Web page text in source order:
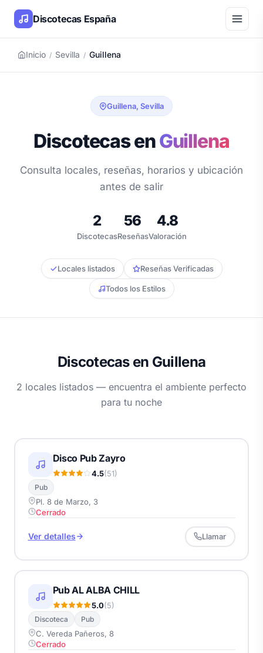
Discotecas España
Inicio / Sevilla / Guillena
Guillena, Sevilla
Discotecas enGuillena
Consulta locales, reseñas, horarios y ubicación
antes de salir
2
Discotecas
56
Reseñas
4.8
Valoración
Locales listados Reseñas Verificadas
Todos los Estilos
Discotecas en Guillena
2 locales listados — encuentra el ambiente perfecto
para tu noche
Disco Pub Zayro
4.5(51)
Pub
Pl. 8 de Marzo, 3
Cerrado
Ver detalles Llamar
Pub AL ALBA CHILL
5.0(5)
Discoteca Pub
C. Vereda Pañeros, 8
Cerrado